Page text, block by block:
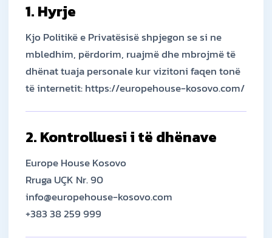
1. Hyrje
Kjo Politikë e Privatësisë shpjegon se si ne
mbledhim, përdorim, ruajmë dhe mbrojmë të
dhënat tuaja personale kur vizitoni faqen tonë
të internetit: https://europehouse-kosovo.com/
2. Kontrolluesi i të dhënave
Europe House Kosovo
Rruga UÇK Nr. 90
info@europehouse-kosovo.com
+383 38 259 999